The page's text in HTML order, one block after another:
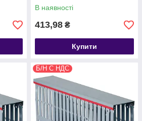
В наявності
413,98 ₴
Купити
Б/Н С НДС